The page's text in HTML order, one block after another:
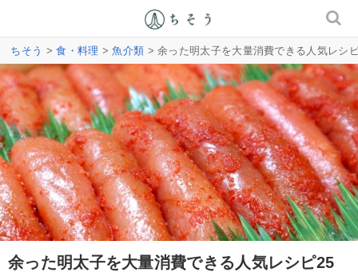
ちそう >食・料理 >魚介類 > 余った明太子を大量消費できる人気レシ
余った明太子を大量消費できる人気レシピ25